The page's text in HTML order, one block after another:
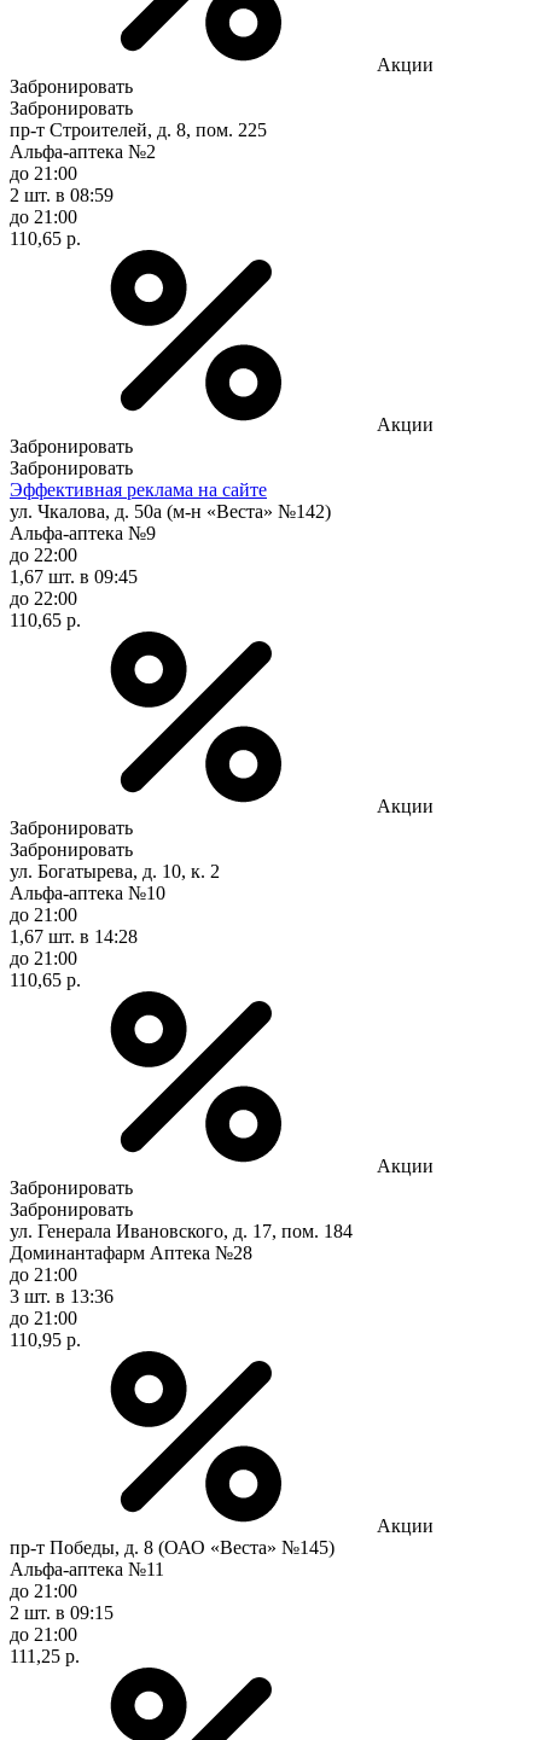
Акции
Забронировать
Забронировать
пр-т Строителей, д. 8, пом. 225
Альфа-аптека №2
до 21:00
2 шт. в 08:59
до 21:00
110,65 р.
Акции
Забронировать
Забронировать
Эффективная реклама на сайте
ул. Чкалова, д. 50а (м-н «Веста» №142)
Альфа-аптека №9
до 22:00
1,67 шт. в 09:45
до 22:00
110,65 р.
Акции
Забронировать
Забронировать
ул. Богатырева, д. 10, к. 2
Альфа-аптека №10
до 21:00
1,67 шт. в 14:28
до 21:00
110,65 р.
Акции
Забронировать
Забронировать
ул. Генерала Ивановского, д. 17, пом. 184
Доминантафарм Аптека №28
до 21:00
3 шт. в 13:36
до 21:00
110,95 р.
Акции
пр-т Победы, д. 8 (ОАО «Веста» №145)
Альфа-аптека №11
до 21:00
2 шт. в 09:15
до 21:00
111,25 р.